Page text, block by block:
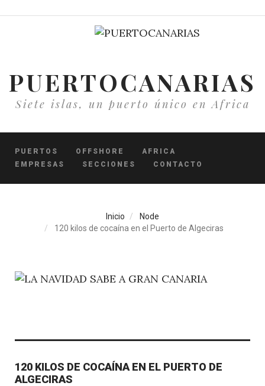
PUERTOCANARIAS
Siete islas, un puerto único en Africa
PUERTOS OFFSHORE
AFRICA
EMPRESAS
SECCIONES CONTACTO
Inicio
Node
120 kilos de cocaína en el Puerto de Algeciras
120 KILOS DE COCAÍNA EN EL PUERTO DE
ALGECIRAS